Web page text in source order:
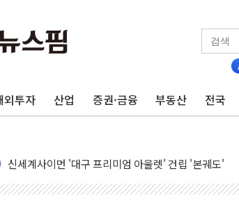
외투자 산업 증권·금융 부동산 전국
경찰, 9월부터 '가족 사건' 못 맡는다…상피제 실시
태국 학교서 중학생 총기 난사...최소 7명 사망
40.2도 찍은 서울 등 폭염중대경보 해제…누적 온열질
신세계사이먼 '대구 프리미엄 아울렛' 건립 '본궤도'
李대통령, 호우 피해 경북 안동·의성 특별재난지역 선